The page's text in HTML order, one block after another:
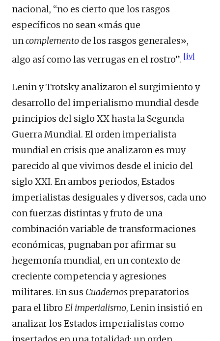
nacional, “no es cierto que los rasgos
específicos no sean «más que
uncomplemento de los rasgos generales»,
algo así como las verrugas en el rostro”. [iv]
Lenin y Trotsky analizaron el surgimiento y
desarrollo del imperialismo mundial desde
principios del siglo XX hasta la Segunda
Guerra Mundial. El orden imperialista
mundial en crisis que analizaron es muy
parecido al que vivimos desde el inicio del
siglo XXI. En ambos periodos, Estados
imperialistas desiguales y diversos, cada uno
con fuerzas distintas y fruto de una
combinación variable de transformaciones
económicas, pugnaban por afirmar su
hegemonía mundial, en un contexto de
creciente competencia y agresiones
militares. En sus Cuadernos preparatorios
para el libro El imperialismo, Lenin insistió en
analizar los Estados imperialistas como